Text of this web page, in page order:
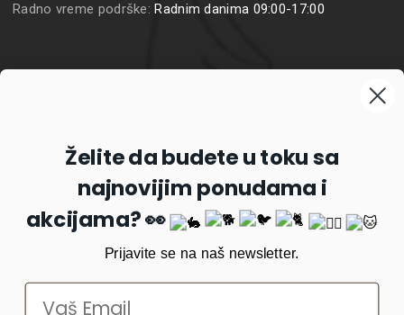
Radno vreme podrške:Radnim danima 09:00-17:00
Prijavi se
Želite da budete u toku sa
najnovijim ponudama i
akcijama? 👀
Prijavite se na naš newsletter.